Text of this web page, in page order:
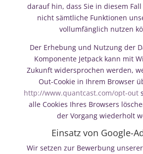
darauf hin, dass Sie in diesem
nicht sämtliche Funktionen
vollumfänglich nutzen
Der Erhebung und Nutzung der
Komponente Jetpack kann mit
Zukunft widersprochen werden,
Out-Cookie in Ihrem Browser
http://www.quantcast.com/opt-out
alle Cookies Ihres Browsers
der Vorgang wiederholt
Einsatz von Google-
Wir setzen zur Bewerbung